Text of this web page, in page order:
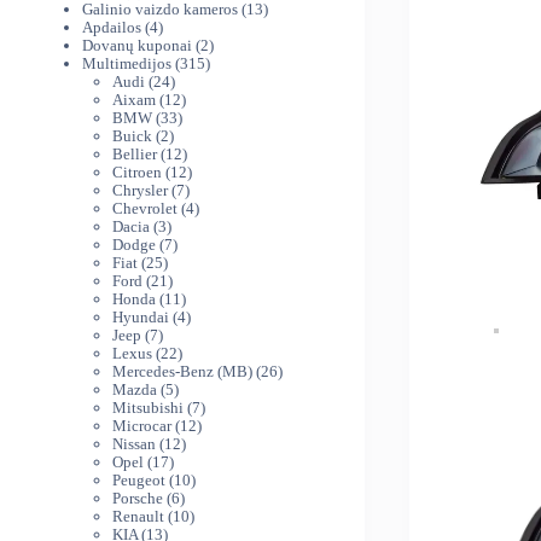
produktai
Galinio vaizdo kameros 1313
Apdailos 44
produktai
Dovanų kuponai 22
produktai
Multimedijos 315315
Audi 2424
produktai
Aixam 1212
produktų
BMW 3333
Buick 22
produktai
Bellier 1212
produktų
Citroen 1212
produktų
Chrysler 77
produktai
Chevrolet 44
Dacia 33
produktai
Dodge 77
Fiat 2525
produktai
Ford 21 21
produktas
Honda 11 11
produktų
Hyundai 44
Jeep 77
produktai
Lexus 2222
produktai
Mercedes-Benz (MB) 2626
Mazda 55
produktai
Mitsubishi 77
produktai
Microcar 1212
Nissan 1212
Opel 1717
produktų
Peugeot 1010
Porsche 66
produktai
Renault 1010
KIA 1313